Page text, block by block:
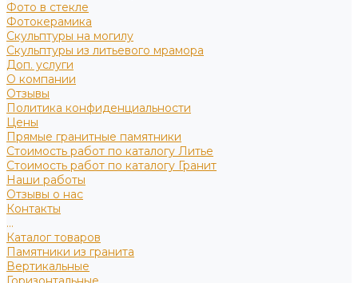
Фото в стекле
Фотокерамика
Скульптуры на могилу
Скульптуры из литьевого мрамора
Доп. услуги
О компании
Отзывы
Политика конфиденциальности
Цены
Прямые гранитные памятники
Стоимость работ по каталогу Литье
Стоимость работ по каталогу Гранит
Наши работы
Отзывы о нас
Контакты
...
Каталог товаров
Памятники из гранита
Вертикальные